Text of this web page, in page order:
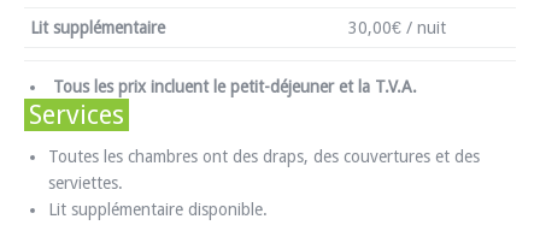
Lit supplémentaire 30,00€ / nuit
Tous les prix incluent le petit-déjeuner et la T.V.A.
Services
Toutes les chambres ont des draps, des couvertures et des
serviettes.
Lit supplémentaire disponible.